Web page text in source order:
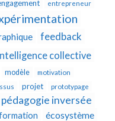
entrepreneur
feedback
collective
modèle motivation
projet prototypage
pédagogie inversée
écosystème